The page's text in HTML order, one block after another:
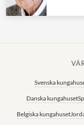
Svenska
Danska kungahuset
Belgiska kungahuset